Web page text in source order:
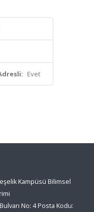
Evet
Kampüsü Bilimsel
No: 4 Posta Kodu: